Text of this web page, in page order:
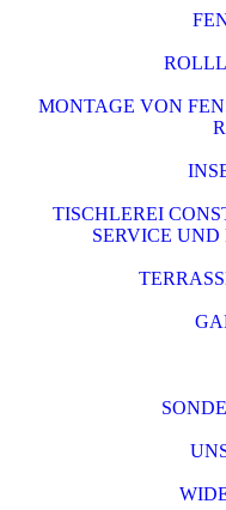
MONTAGE VON
TISCHLEREI
SERVICE